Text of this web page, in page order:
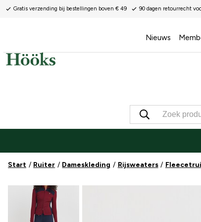
Gratis verzending bij bestellingen boven € 49 90 dagen retourrecht
Nieuws
Start Ruiter Dameskleding Rijsweaters